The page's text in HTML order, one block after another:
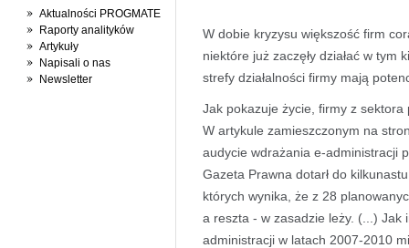
Aktualności PROGMATE
Raporty analityków
Artykuły
Napisali o nas
Newsletter
W dobie kryzysu większość firm
niektóre już zaczęły działać w tym
strefy działalności firmy mają
Jak pokazuje życie, firmy z
W artykule zamieszczonym na
audycie wdrażania e-administracji
Gazeta Prawna dotarł do
których wynika, że z 28
a reszta - w zasadzie leży. (...) Jak
administracji w latach 2007-2010